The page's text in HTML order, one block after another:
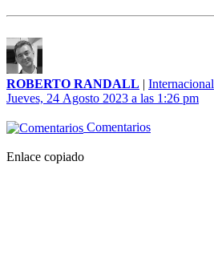
ROBERTO RANDALL | Internacional
Jueves, 24 Agosto 2023 a las 1:26 pm
Comentarios
Enlace copiado